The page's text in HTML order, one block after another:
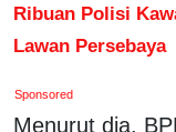
Ribuan Polisi
Lawan Persebaya
Sponsored
Menurut dia,